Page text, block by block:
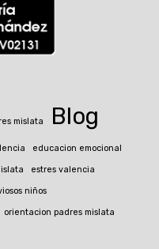
mislata Blog
educacion emocional
estres valencia
niños
orientacion padres mislata